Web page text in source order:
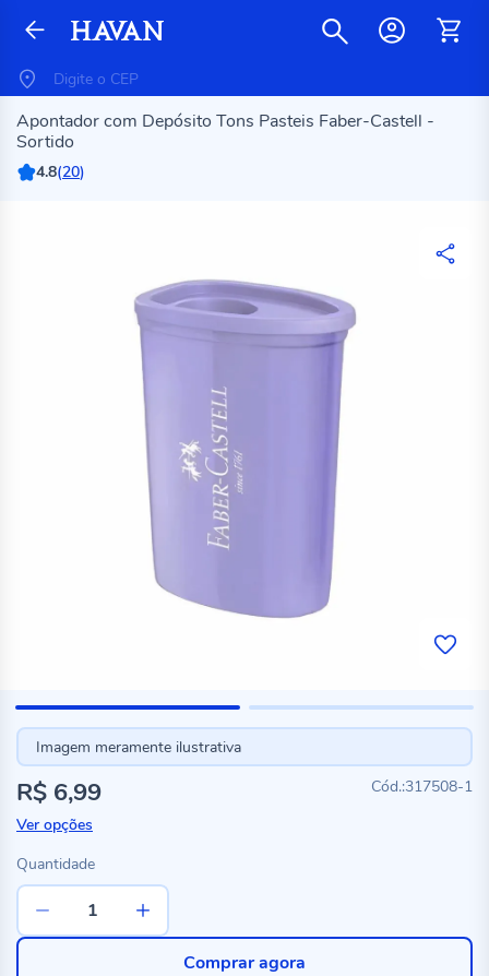
Apontador com Depósito Tons Pasteis Faber-Castell -
Sortido
4.8(20)
Imagem meramente ilustrativa
317508-1
R$ 6,99
Ver opções
Quantidade
Comprar agora